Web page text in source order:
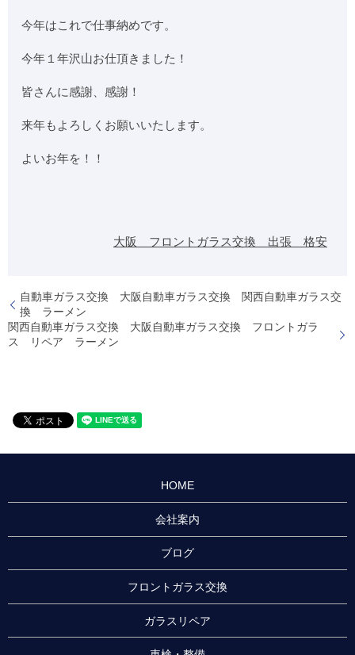
今年はこれで仕事納めです。
今年１年沢山お仕頂きました！
皆さんに感謝、感謝！
来年もよろしくお願いいたします。
よいお年を！！
大阪 フロントガラス交換 出張 格安
自動車ガラス交換 大阪自動車ガラス交換 関西自動車ガラス交
換 ラーメン
関西自動車ガラス交換 大阪自動車ガラス交換 フロントガラ
ス リペア ラーメン
HOME
会社案内
ブログ
フロントガラス交換
ガラスリペア